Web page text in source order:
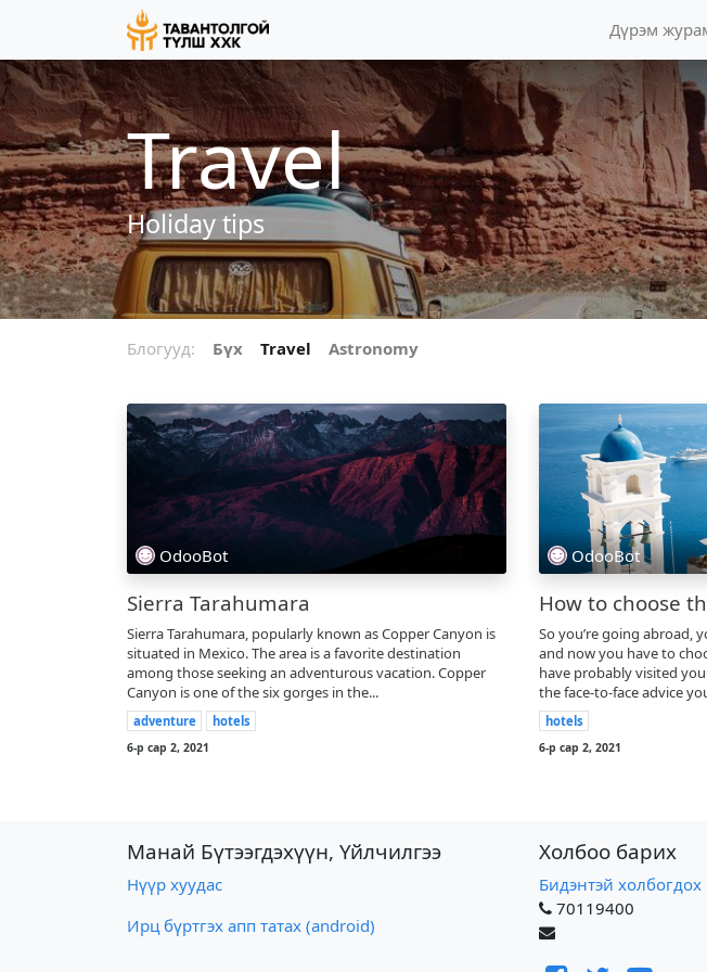
Дүрэм
Travel
Holiday tips
Блогууд: Бүх Travel Astronomy
OdooBot
Sierra Tarahumara
Sierra Tarahumara, popularly known as Copper Canyon is
situated in Mexico. The area is a favorite destination
among those seeking an adventurous vacation. Copper
Canyon is one of the six gorges in the...
adventure hotels
6-р сар 2, 2021
OdooBot
How to choose
So you’re going abroad,
and now you have to
have probably visited
the face-to-face advice
hotels
6-р сар 2, 2021
Манай Бүтээгдэхүүн, Үйлчилгээ
Нүүр хуудас
Ирц бүртгэх апп татах (android)
Холбоо барих
Бидэнтэй холбогдох
70119400